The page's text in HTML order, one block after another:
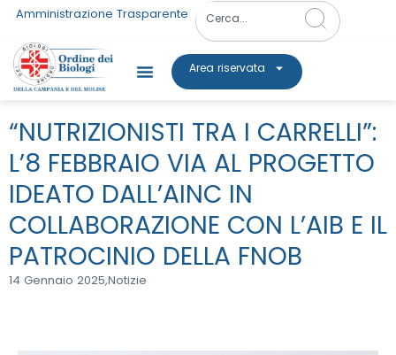
Amministrazione Trasparente
Area riservata
“NUTRIZIONISTI TRA I CARRELLI”:
L’8 FEBBRAIO VIA AL PROGETTO
IDEATO DALL’AINC IN
COLLABORAZIONE CON L’AIB E IL
PATROCINIO DELLA FNOB
14 Gennaio 2025,Notizie